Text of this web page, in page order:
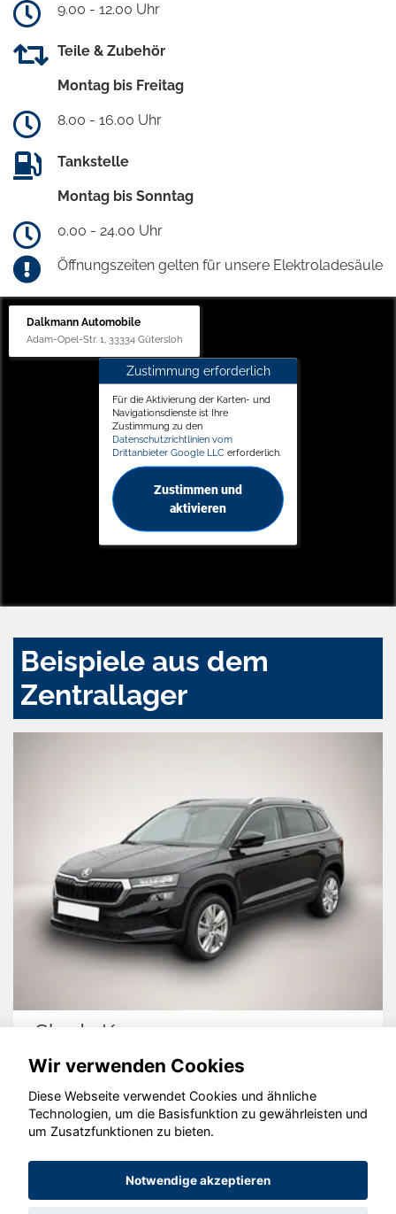
9.00 - 12.00 Uhr
Teile & Zubehör
Montag bis Freitag
8.00 - 16.00 Uhr
Tankstelle
Montag bis Sonntag
0.00 - 24.00 Uhr
Öffnungszeiten gelten für unsere Elektroladesäule
Dalkmann Automobile
Adam-Opel-Str. 1, 33334 Gütersloh
Zustimmung erforderlich
Für die Aktivierung der Karten- und
Navigationsdienste ist Ihre
Zustimmung zu den
Datenschutzrichtlinien vom
Drittanbieter Google LLC erforderlich.
Zustimmen und
aktivieren
Beispiele aus dem
Zentrallager
Skoda Karoq
© konjunkturmotor.de GmbH 2020 - 2026
Wir verwenden Cookies
Diese Webseite verwendet Cookies und ähnliche
Technologien, um die Basisfunktion zu gewährleisten und
um Zusatzfunktionen zu bieten.
Notwendige akzeptieren